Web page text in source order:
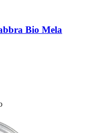
Bio Mela